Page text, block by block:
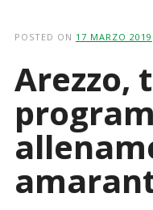
POSTED ON 17 MARZO 2019
Arezzo,